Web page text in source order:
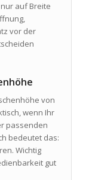
auf Breite
vor der
von
wenn Ihr
passenden
bedeutet das:
Wichtig
gut